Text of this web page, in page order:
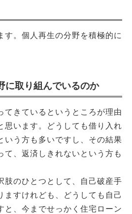
す。個人再生の分野を積極的に
に取り組んでいるのか
てきているというところが理由
思います。どうしても借り入れ
いう方も多いですし、その結果
て、返済しきれないという方も
肢のひとつとして、自己破産手
ますけれども、どうしても自己
と、今までせっかく住宅ローン